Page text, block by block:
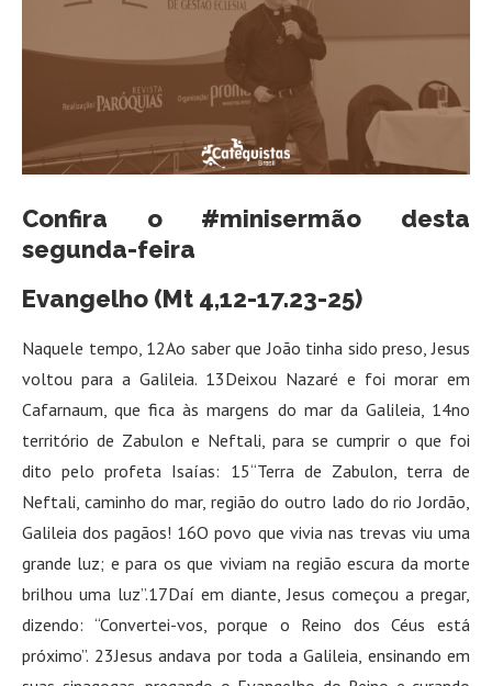
Confira o #minisermão desta
segunda-feira
Evangelho (Mt 4,12-17.23-25)
Naquele tempo, 12Ao saber que João tinha sido preso, Jesus
voltou para a Galileia. 13Deixou Nazaré e foi morar em
Cafarnaum, que fica às margens do mar da Galileia, 14no
território de Zabulon e Neftali, para se cumprir o que foi
dito pelo profeta Isaías: 15“Terra de Zabulon, terra de
Neftali, caminho do mar, região do outro lado do rio Jordão,
Galileia dos pagãos! 16O povo que vivia nas trevas viu uma
grande luz; e para os que viviam na região escura da morte
brilhou uma luz”.17Daí em diante, Jesus começou a pregar,
dizendo: “Convertei-vos, porque o Reino dos Céus está
próximo”. 23Jesus andava por toda a Galileia, ensinando em